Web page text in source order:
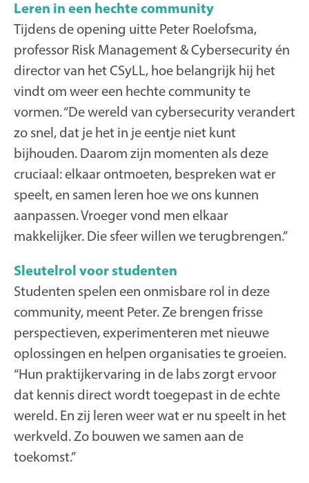
Leren in een hechte community
Tijdens de opening uitte Peter Roelofsma,
professor Risk Management & Cybersecurity én
director van het CSyLL, hoe belangrijk hij het
vindt om weer een hechte community te
vormen. “De wereld van cybersecurity verandert
zo snel, dat je het in je eentje niet kunt
bijhouden. Daarom zijn momenten als deze
cruciaal: elkaar ontmoeten, bespreken wat er
speelt, en samen leren hoe we ons kunnen
aanpassen. Vroeger vond men elkaar
makkelijker. Die sfeer willen we terugbrengen.”
Sleutelrol voor studenten
Studenten spelen een onmisbare rol in deze
community, meent Peter. Ze brengen frisse
perspectieven, experimenteren met nieuwe
oplossingen en helpen organisaties te groeien.
“Hun praktijkervaring in de labs zorgt ervoor
dat kennis direct wordt toegepast in de echte
wereld. En zij leren weer wat er nu speelt in het
werkveld. Zo bouwen we samen aan de
toekomst.’’